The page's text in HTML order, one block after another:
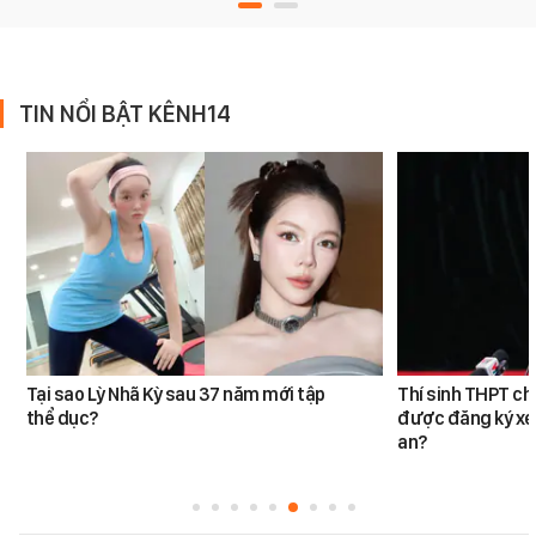
TIN NỔI BẬT KÊNH14
Tại sao Lỳ Nhã Kỳ sau 37 năm mới tập
thể dục?
Thí sinh THPT
được đăng ký
an?